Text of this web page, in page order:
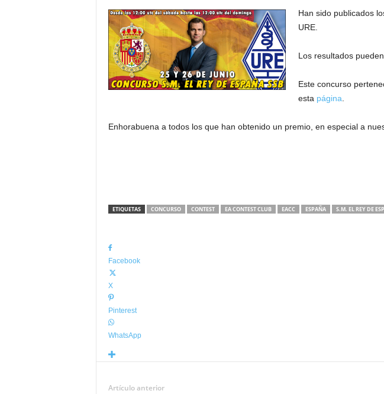
Han sido publicados
URE.
Los resultados
Este concurso
esta página
Enhorabuena a todos los que han obtenido un premio, en especial a
ETIQUETAS CONCURSO CONTEST EA CONTEST CLUB EACC ESPAÑA S.M. EL REY DE
Facebook
X
Pinterest
WhatsApp
Artículo anterior